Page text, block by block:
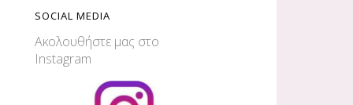
SOCIAL MEDIA
Ακολουθήστε μας στο
Instagram